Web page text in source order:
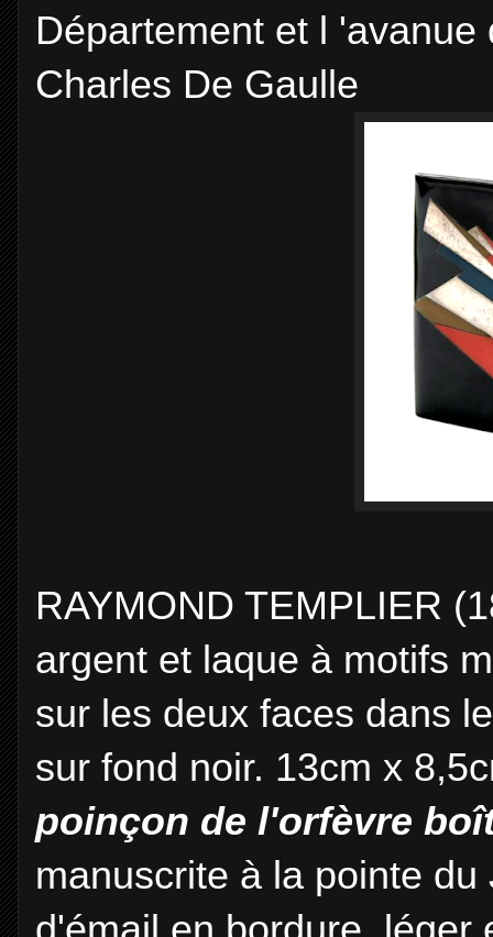
Département et l
Charles De Gaulle
RAYMOND TEMPLIER
argent et laque à motifs
sur les deux faces dans
sur fond noir. 13cm x
poinçon de l'orfèvre
manuscrite à la pointe